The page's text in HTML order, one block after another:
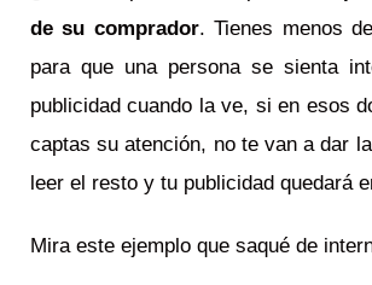
de su comprador. Tienes menos
para que una persona se sienta
publicidad cuando la ve, si en esos
captas su atención, no te van a dar
leer el resto y tu publicidad quedará
Mira este ejemplo que saqué de